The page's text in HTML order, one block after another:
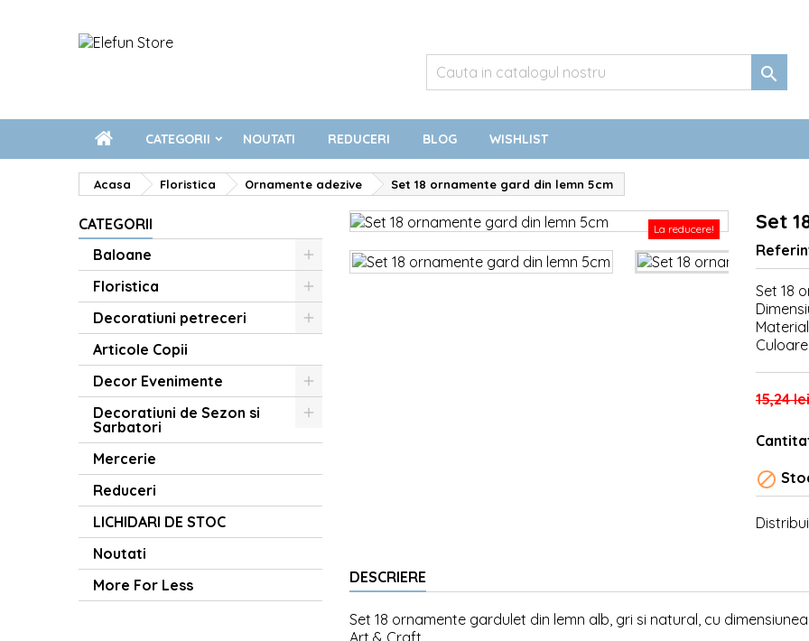

CATEGORII NOUTATI REDUCERI BLOG WISHLIST
Acasa Floristica Ornamente adezive Set 18 ornamente gard din lemn 5cm
CATEGORII
Baloane
Floristica
Decoratiuni petreceri
Articole Copii
Decor Evenimente
Decoratiuni de Sezon si
Sarbatori
Mercerie
Reduceri
LICHIDARI DE STOC
Noutati
More For Less
La reducere! Set
Set 18
15,24 lei

DESCRIERE
Set 18 ornamente gardulet din lemn alb, gri si natural, cu
Art & Craft.